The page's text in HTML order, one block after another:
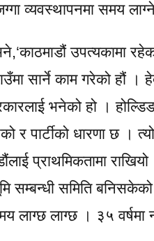
व्यवस्थापनमा समय
उपत्यकामा
सार्ने काम गरेको हौं ।
भनेको हो ।
र पार्टीको धारणा छ ।
प्राथमिकतामा
सम्बन्धी समिति
लाग्छ लाग्छ । ३५